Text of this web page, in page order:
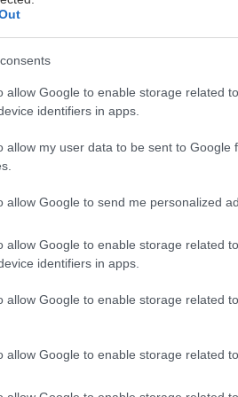
allow Google to enable storage related
identifiers in apps.
allow my user data to be sent to Google
allow Google to send me personalized
allow Google to enable storage related
identifiers in apps.
allow Google to enable storage related
allow Google to enable storage related
Ελλάδα ανακοίνωσε ένα
το οποίο απευθύνεται
και άνω. Συγκεκριμένα το
μιας σειράς
την καλή λειτουργία του
με συνολικό κόστος μόλις
Όλα τα ανταλλακτικά είναι
κατασκευαστή και
και 12 μήνες εγγύηση
τους χρήστες του
προσφέρει εντελώς